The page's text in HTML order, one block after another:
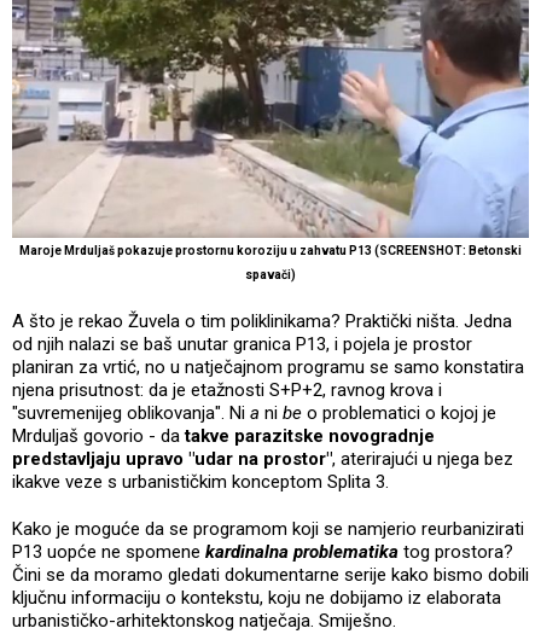
Maroje Mrduljaš pokazuje prostornu koroziju u zahvatu P13 (SCREENSHOT: Betonski
spavači)
A što je rekao Žuvela o tim poliklinikama? Praktički ništa. Jedna
od njih nalazi se baš unutar granica P13, i pojela je prostor
planiran za vrtić, no u natječajnom programu se samo konstatira
njena prisutnost: da je etažnosti S+P+2, ravnog krova i
"suvremenijeg oblikovanja". Ni a ni be o problematici o kojoj je
Mrduljaš govorio - datakve parazitske novogradnje
predstavljaju upravo "udar na prostor", aterirajući u njega bez
ikakve veze s urbanističkim konceptom Splita 3.
Kako je moguće da se programom koji se namjerio reurbanizirati
P13 uopće ne spomene kardinalna problematika tog prostora?
Čini se da moramo gledati dokumentarne serije kako bismo dobili
ključnu informaciju o kontekstu, koju ne dobijamo iz elaborata
urbanističko-arhitektonskog natječaja. Smiješno.